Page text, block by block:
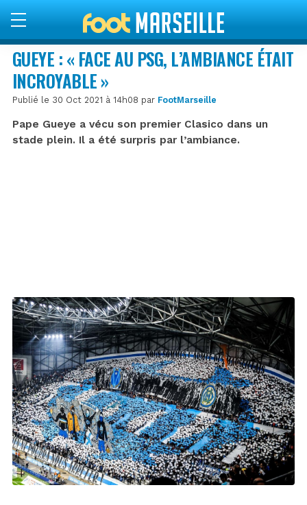
GUEYE : « FACE AU PSG, L’AMBIANCE ÉTAIT
INCROYABLE »
Publié le 30 Oct 2021 à 14h08 par FootMarseille
Pape Gueye a vécu son premier Clasico dans un
stade plein. Il a été surpris par l’ambiance.